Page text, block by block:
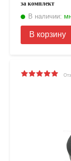
за комплект
В наличии:
В корзину